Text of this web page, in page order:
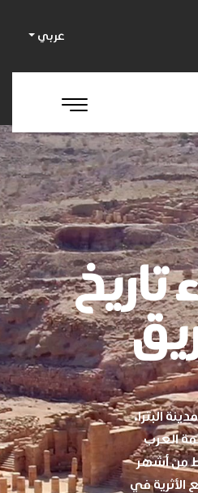
عربي
تاريخ
البترا،
العرب
من أشهر
الأثرية في